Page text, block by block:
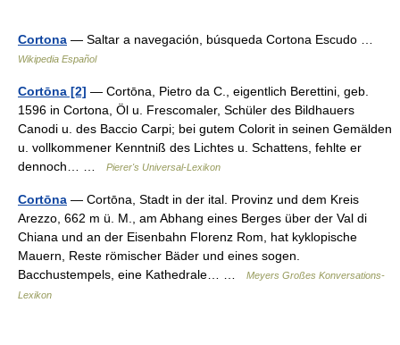
Cortona — Saltar a navegación, búsqueda Cortona Escudo …
Wikipedia Español
Cortōna [2] — Cortōna, Pietro da C., eigentlich Berettini, geb.
1596 in Cortona, Öl u. Frescomaler, Schüler des Bildhauers
Canodi u. des Baccio Carpi; bei gutem Colorit in seinen Gemälden
u. vollkommener Kenntniß des Lichtes u. Schattens, fehlte er
dennoch… …
Pierer's Universal-Lexikon
Cortōna — Cortōna, Stadt in der ital. Provinz und dem Kreis
Arezzo, 662 m ü. M., am Abhang eines Berges über der Val di
Chiana und an der Eisenbahn Florenz Rom, hat kyklopische
Mauern, Reste römischer Bäder und eines sogen.
Bacchustempels, eine Kathedrale… …
Meyers Großes Konversations-
Lexikon